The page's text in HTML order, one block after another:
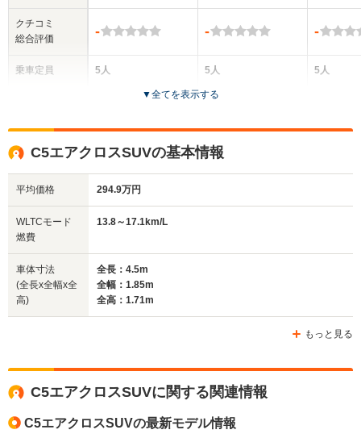
クチコミ
総合評価
乗車定員
サイズ
(全長x全幅x全高)
WLTCモード
燃費
-
5人
1.49m
全幅
1.87m
12.8km/L
18.4km/L
-
5人
5ドア
18.0km/L
21.3km/L
-
5人
▼全てを表示する
C5エアクロスSUVの基本情報
平均価格 294.9万円
WLTCモード
燃費
13.8～17.1km/L
車体寸法
(全長x全幅x全
高)
全長：4.5m
全幅：1.85m
全高：1.71m
もっと見る
C5エアクロスSUVに関する関連情報
C5エアクロスSUVの最新モデル情報